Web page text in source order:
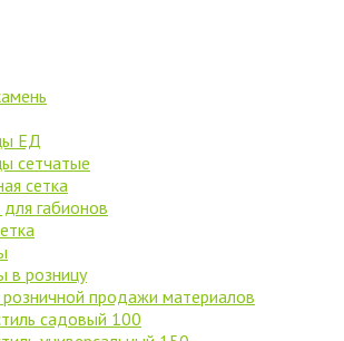
ЕД
сетчатые
сетка
габионов
в розницу
продажи материалов
садовый 100